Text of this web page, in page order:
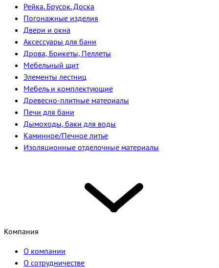
Рейка. Брусок. Доска
Погонажные изделия
Двери и окна
Аксессуары для бани
Дрова, Брикеты, Пеллеты
Мебельный щит
Элементы лестниц
Мебель и комплектующие
Древесно-плитные материалы
Печи для бани
Дымоходы, баки для воды
Каминное/Печное литье
Изоляционные отделочные материалы
Компания
О компании
О сотрудничестве